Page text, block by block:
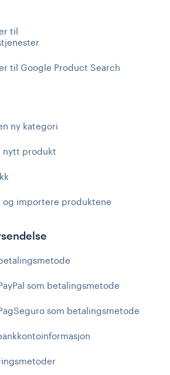
til
til Google Product Search
ny kategori
nytt produkt
og importere produktene
som betalingsmetode
som betalingsmetode